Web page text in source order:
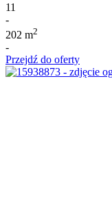
11
-
202 m2
-
Przejdź do oferty